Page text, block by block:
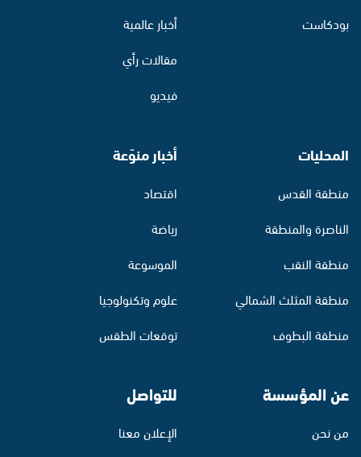
بودكاست
أخبار عالمية
مقالات رأي
فيديو
المحليات
منطقة القدس
الناصرة والمنطقة
منطقة النقب
منطقة المثلث الشمالي
منطقة البطوف
أخبار منوّعة
اقتصاد
رياضة
الموسوعة
علوم وتكنولوجيا
توقعات الطقس
عن المؤسسة
من نحن
للتواصل
الإعلان معنا